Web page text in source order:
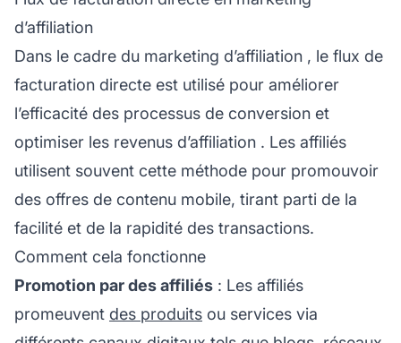
d’affiliation
Dans le cadre du marketing d’affiliation , le flux de
facturation directe est utilisé pour améliorer
l’efficacité des processus de conversion et
optimiser les revenus d’affiliation . Les affiliés
utilisent souvent cette méthode pour promouvoir
des offres de contenu mobile, tirant parti de la
facilité et de la rapidité des transactions.
Comment cela fonctionne
Promotion par des affiliés : Les affiliés
promeuvent des produits ou services via